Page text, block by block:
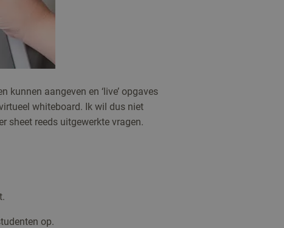
aangeven en ‘live’ opgaves
whiteboard. Ik wil dus niet
sheet reeds uitgewerkte vragen.
op.